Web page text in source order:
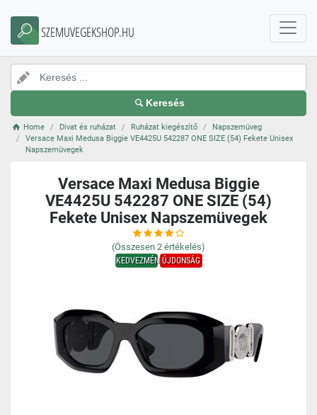
SZEMUVEGEKSHOP.HU
Keresés
Home Divat és ruházat Ruházat kiegészítő
Napszemüveg
Versace Maxi Medusa Biggie VE4425U 542287 ONE SIZE (54) Fekete Unisex
Napszemüvegek
Versace Maxi Medusa Biggie
VE4425U 542287 ONE SIZE (54)
Fekete Unisex Napszemüvegek
(Összesen 2 értékelés)
KEDVEZMÉNYÚJDONSÁG